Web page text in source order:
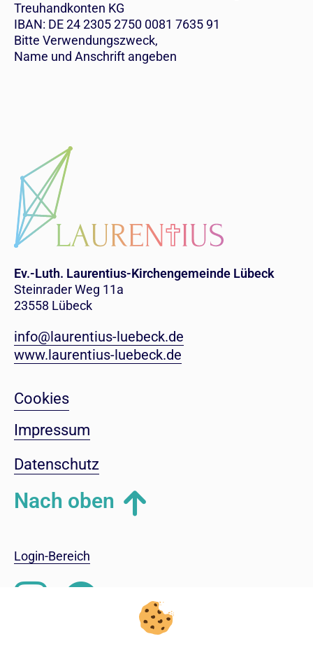
Treuhandkonten KG
IBAN: DE 24 2305 2750 0081 7635 91
Bitte Verwendungszweck,
Name und Anschrift angeben
Ev.-Luth. Laurentius-Kirchengemeinde Lübeck
Steinrader Weg 11a
23558 Lübeck
info@laurentius-luebeck.de
www.laurentius-luebeck.de
Cookies
Impressum
Datenschutz
Nach oben
Login-Bereich